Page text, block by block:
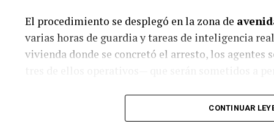
El procedimiento se desplegó en la zona de
varias horas de guardia y tareas de inteligencia
vivienda donde se concretó el arresto, los
El crimen del chofer en colectora
CONTINUAR